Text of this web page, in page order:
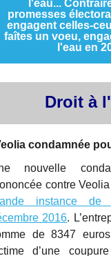
l'eau...
promesses
engagent celles-
faîtes un voeu,
l'eau en
Droit à
condamnée
nouvelle
contre
instance
2016.
de 8347
d’une